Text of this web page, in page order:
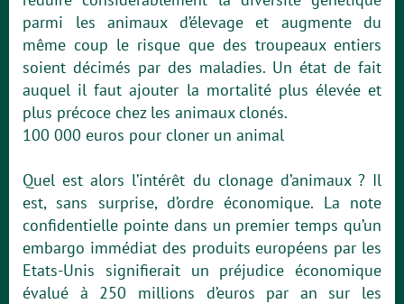
parmi les animaux d’élevage et augmente du
même coup le risque que des troupeaux entiers
soient décimés par des maladies. Un état de fait
auquel il faut ajouter la mortalité plus élevée et
plus précoce chez les animaux clonés.
100 000 euros pour cloner un animal
Quel est alors l’intérêt du clonage d’animaux ? Il
est, sans surprise, d’ordre économique. La note
confidentielle pointe dans un premier temps qu’un
embargo immédiat des produits européens par les
Etats-Unis signifierait un préjudice économique
évalué à 250 millions d’euros par an sur les